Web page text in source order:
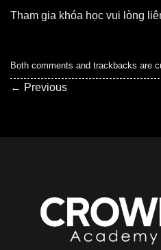
Tham gia khóa học vui lòng
Both comments and trackbacks are
← Previous